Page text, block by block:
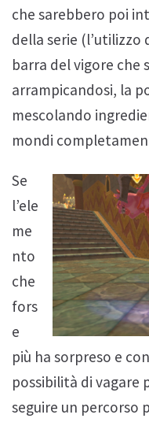
che sarebbero poi
della serie (l’utilizzo
barra del vigore che
arrampicandosi, la
mescolando
mondi
Se
l’ele
me
nto
che
fors
e
più ha sorpreso e
possibilità di vagare
seguire un percorso